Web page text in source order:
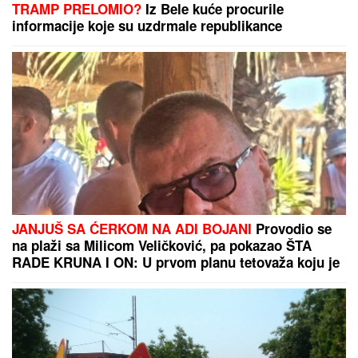
"Krila sam, nismo smeli" Ceca
Ražnatović konačno otkrila istinu o
odnosu sa Merlinom
Nevreme će prekriti Srbiju! Pljuskovi
sa grmljavinom stižu u ove krajeve
za svega par sati
Ako vidite plastičnu flašu pored točka, ne krećite
odmah: Evo zašto vozači širom sveta upozoravaju